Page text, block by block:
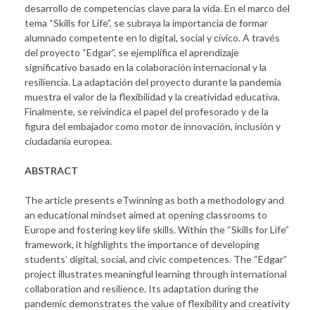
desarrollo de competencias clave para la vida. En el marco del
tema “Skills for Life”, se subraya la importancia de formar
alumnado competente en lo digital, social y cívico. A través
del proyecto “Edgar”, se ejemplifica el aprendizaje
significativo basado en la colaboración internacional y la
resiliencia. La adaptación del proyecto durante la pandemia
muestra el valor de la flexibilidad y la creatividad educativa.
Finalmente, se reivindica el papel del profesorado y de la
figura del embajador como motor de innovación, inclusión y
ciudadanía europea.
ABSTRACT
The article presents eTwinning as both a methodology and
an educational mindset aimed at opening classrooms to
Europe and fostering key life skills. Within the “Skills for Life”
framework, it highlights the importance of developing
students’ digital, social, and civic competences. The “Edgar”
project illustrates meaningful learning through international
collaboration and resilience. Its adaptation during the
pandemic demonstrates the value of flexibility and creativity